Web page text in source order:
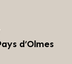
d’Olmes